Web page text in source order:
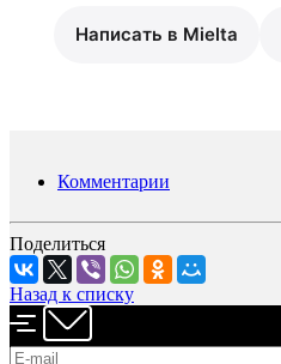
Написать в Mielta
Комментарии
Поделиться
Назад к списку